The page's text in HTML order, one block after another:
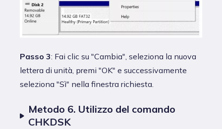
Passo 3: Fai clic su "Cambia", seleziona la nuova
lettera di unità, premi "OK" e successivamente
seleziona "Sì" nella finestra richiesta.
Metodo 6. Utilizzo del comando
CHKDSK